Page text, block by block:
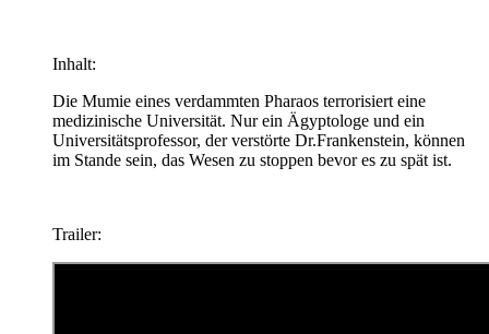
Inhalt:
Die Mumie eines verdammten Pharaos terrorisiert eine
medizinische Universität. Nur ein Ägyptologe und ein
Universitätsprofessor, der verstörte Dr.Frankenstein, können
im Stande sein, das Wesen zu stoppen bevor es zu spät ist.
Trailer: